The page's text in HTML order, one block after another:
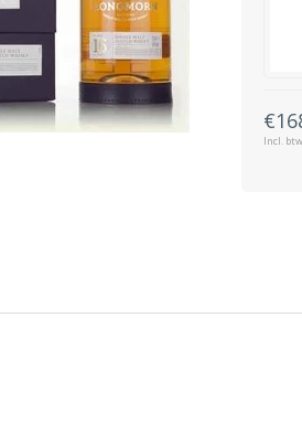
Incl. btw